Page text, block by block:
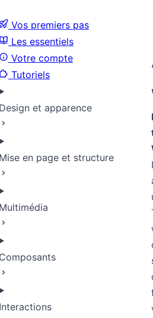
Vos premiers pas
Les essentiels
Votre compte
Tutoriels
Design et apparence
Mise en page et structure
Multimédia
Composants
Interactions